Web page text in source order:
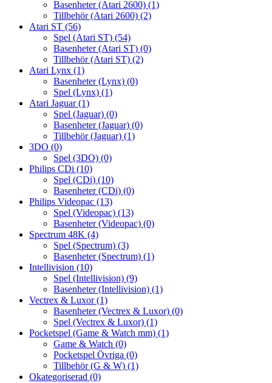
Basenheter (Atari 2600) (1)
Tillbehör (Atari 2600) (2)
Atari ST (56)
Spel (Atari ST) (54)
Basenheter (Atari ST) (0)
Tillbehör (Atari ST) (2)
Atari Lynx (1)
Basenheter (Lynx) (0)
Spel (Lynx) (1)
Atari Jaguar(1)
Spel (Jaguar) (0)
Basenheter (Jaguar) (0)
Tillbehör (Jaguar) (1)
3DO (0)
Spel (3DO) (0)
Philips CDi (10)
Spel (CDi) (10)
Basenheter (CDi) (0)
Philips Videopac (13)
Spel (Videopac) (13)
Basenheter (Videopac) (0)
Spectrum 48K (4)
Spel (Spectrum) (3)
Basenheter (Spectrum) (1)
Intellivision (10)
Spel (Intellivision) (9)
Basenheter (Intellivision) (1)
Vectrex & Luxor(1)
Basenheter (Vectrex & Luxor) (0)
Spel (Vectrex & Luxor) (1)
Pocketspel (Game & Watch mm) (1)
Game & Watch (0)
Pocketspel Övriga (0)
Tillbehör (G & W) (1)
Okategoriserad (0)